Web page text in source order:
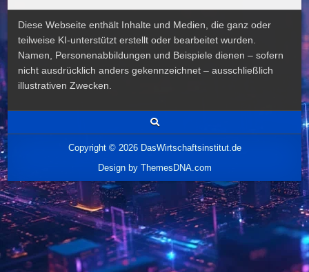
Diese Webseite enthält Inhalte und Medien, die ganz oder
teilweise KI-unterstützt erstellt oder bearbeitet wurden.
Namen, Personenabbildungen und Beispiele dienen – sofern
nicht ausdrücklich anders gekennzeichnet – ausschließlich
illustrativen Zwecken.
Copyright © 2026 DasWirtschaftsinstitut.de
Design by ThemesDNA.com